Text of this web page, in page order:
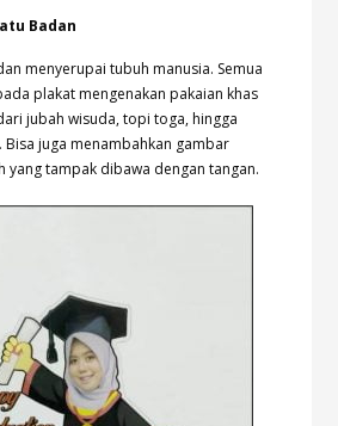
Badan
menyerupai tubuh manusia. Semua
plakat mengenakan pakaian khas
jubah wisuda, topi toga, hingga
Bisa juga menambahkan gambar
yang tampak dibawa dengan tangan.